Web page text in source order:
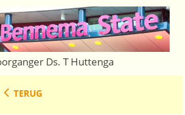
Ds. T Huttenga
TERUG